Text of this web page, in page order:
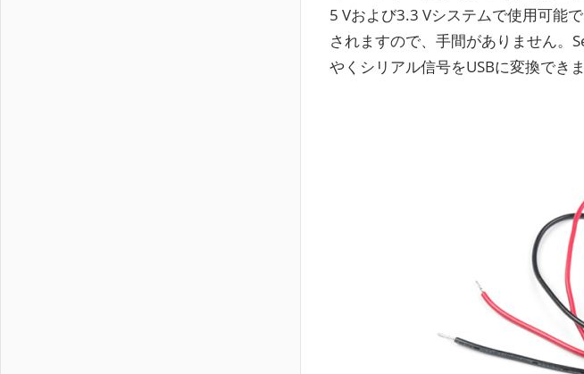
5 Vおよび3.3 Vシステムで使用可能
されますので、手間がありません。
やくシリアル信号をUSBに変換できま